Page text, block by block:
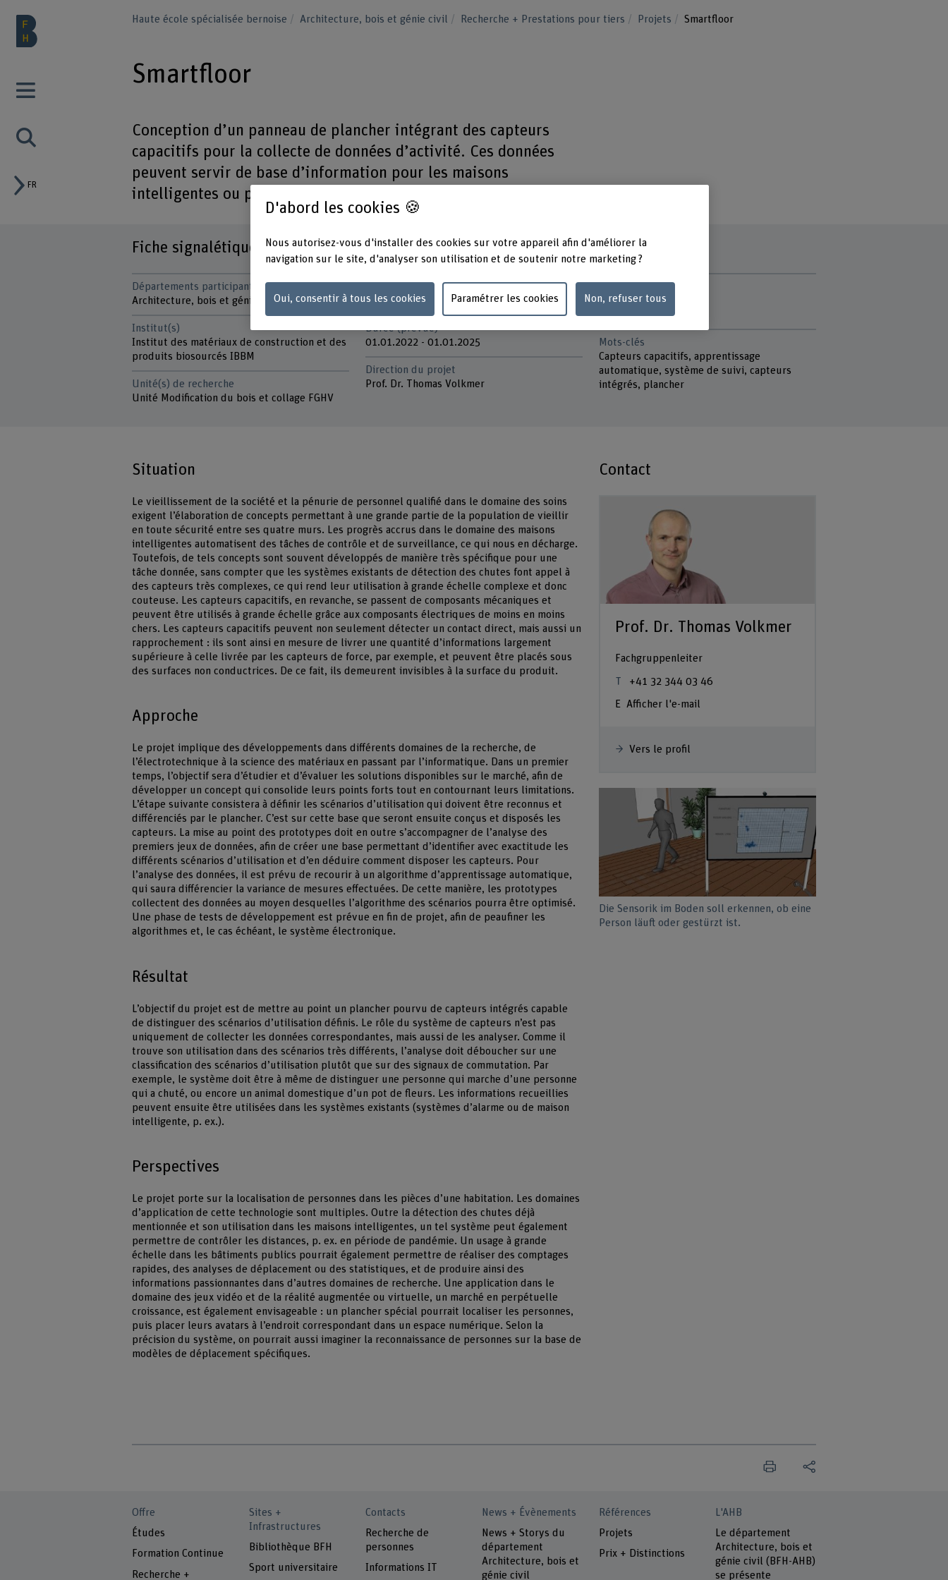
FR
Haute école spécialisée bernoise Architecture, bois et génie civil Recherche + Prestations pour tiers Projets Smartfloor
Smartfloor
Conception d’un panneau de plancher intégrant des capteurs
capacitifs pour la collecte de données d’activité. Ces données
peuvent servir de base d’information pour les maisons
intelligentes ou pour la détection des chutes.
Fiche signalétique
Départements participants
Architecture, bois et génie civil
Institut(s)
Institut des matériaux de construction et des
produits biosourcés IBBM
Unité(s) de recherche
Unité Modification du bois et collage FGHV
Organisation d'encouragement
Innosuisse
Durée (prévue)
01.01.2022 - 01.01.2025
Direction du projet
Prof. Dr. Thomas Volkmer
Équipe du projet
Filipp Wirth
Corinne Amstutz Hugi
Mots-clés
Capteurs capacitifs, apprentissage
automatique, système de suivi, capteurs
intégrés, plancher
Situation
Le vieillissement de la société et la pénurie de personnel qualifié dans le domaine des soins
exigent l’élaboration de concepts permettant à une grande partie de la population de vieillir
en toute sécurité entre ses quatre murs. Les progrès accrus dans le domaine des maisons
intelligentes automatisent des tâches de contrôle et de surveillance, ce qui nous en décharge.
Toutefois, de tels concepts sont souvent développés de manière très spécifique pour une
tâche donnée, sans compter que les systèmes existants de détection des chutes font appel à
des capteurs très complexes, ce qui rend leur utilisation à grande échelle complexe et donc
couteuse. Les capteurs capacitifs, en revanche, se passent de composants mécaniques et
peuvent être utilisés à grande échelle grâce aux composants électriques de moins en moins
chers. Les capteurs capacitifs peuvent non seulement détecter un contact direct, mais aussi un
rapprochement : ils sont ainsi en mesure de livrer une quantité d’informations largement
supérieure à celle livrée par les capteurs de force, par exemple, et peuvent être placés sous
des surfaces non conductrices. De ce fait, ils demeurent invisibles à la surface du produit.
Approche
Le projet implique des développements dans différents domaines de la recherche, de
l’électrotechnique à la science des matériaux en passant par l’informatique. Dans un premier
temps, l’objectif sera d’étudier et d’évaluer les solutions disponibles sur le marché, afin de
développer un concept qui consolide leurs points forts tout en contournant leurs limitations.
L’étape suivante consistera à définir les scénarios d’utilisation qui doivent être reconnus et
différenciés par le plancher. C’est sur cette base que seront ensuite conçus et disposés les
capteurs. La mise au point des prototypes doit en outre s’accompagner de l’analyse des
premiers jeux de données, afin de créer une base permettant d’identifier avec exactitude les
différents scénarios d’utilisation et d’en déduire comment disposer les capteurs. Pour
l’analyse des données, il est prévu de recourir à un algorithme d’apprentissage automatique,
qui saura différencier la variance de mesures effectuées. De cette manière, les prototypes
collectent des données au moyen desquelles l’algorithme des scénarios pourra être optimisé.
Une phase de tests de développement est prévue en fin de projet, afin de peaufiner les
algorithmes et, le cas échéant, le système électronique.
Résultat
L’objectif du projet est de mettre au point un plancher pourvu de capteurs intégrés capable
de distinguer des scénarios d’utilisation définis. Le rôle du système de capteurs n’est pas
uniquement de collecter les données correspondantes, mais aussi de les analyser. Comme il
trouve son utilisation dans des scénarios très différents, l’analyse doit déboucher sur une
classification des scénarios d’utilisation plutôt que sur des signaux de commutation. Par
exemple, le système doit être à même de distinguer une personne qui marche d’une personne
qui a chuté, ou encore un animal domestique d’un pot de fleurs. Les informations recueillies
peuvent ensuite être utilisées dans les systèmes existants (systèmes d’alarme ou de maison
intelligente, p. ex.).
Perspectives
Le projet porte sur la localisation de personnes dans les pièces d’une habitation. Les domaines
d’application de cette technologie sont multiples. Outre la détection des chutes déjà
mentionnée et son utilisation dans les maisons intelligentes, un tel système peut également
permettre de contrôler les distances, p. ex. en période de pandémie. Un usage à grande
échelle dans les bâtiments publics pourrait également permettre de réaliser des comptages
rapides, des analyses de déplacement ou des statistiques, et de produire ainsi des
informations passionnantes dans d’autres domaines de recherche. Une application dans le
domaine des jeux vidéo et de la réalité augmentée ou virtuelle, un marché en perpétuelle
croissance, est également envisageable : un plancher spécial pourrait localiser les personnes,
puis placer leurs avatars à l’endroit correspondant dans un espace numérique. Selon la
précision du système, on pourrait aussi imaginer la reconnaissance de personnes sur la base de
modèles de déplacement spécifiques.
Contact
Prof. Dr. Thomas Volkmer
Fachgruppenleiter
+41 32 344 03 46
Afficher l'e-mail
Vers le profil
Die Sensorik im Boden soll erkennen, ob eine
Person läuft oder gestürzt ist.
Offre
Études
Formation Continue
Recherche +
Sites +
Infrastructures
Bibliothèque BFH
Sport universitaire
Contacts
Recherche de
personnes
Informations IT
News + Évènements
News + Storys du
département
Architecture, bois et
génie civil
Références
Projets
Prix + Distinctions
L'AHB
Le département
Architecture, bois et
génie civil (BFH-AHB)
se présente
D'abord les cookies 🍪
Nous autorisez-vous d'installer des cookies sur votre appareil afin d'améliorer la
navigation sur le site, d'analyser son utilisation et de soutenir notre marketing ?
Oui, consentir à tous les cookies Paramétrer les cookies Non, refuser tous